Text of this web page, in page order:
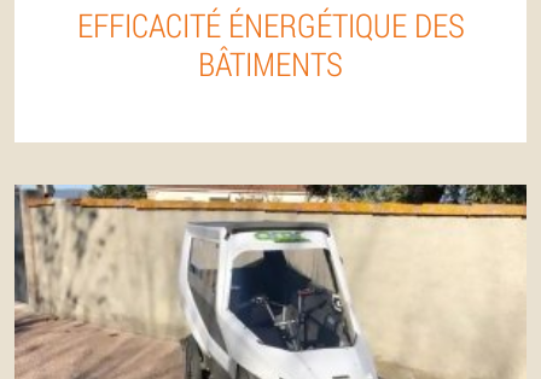
EFFICACITÉ ÉNERGÉTIQUE DES
BÂTIMENTS